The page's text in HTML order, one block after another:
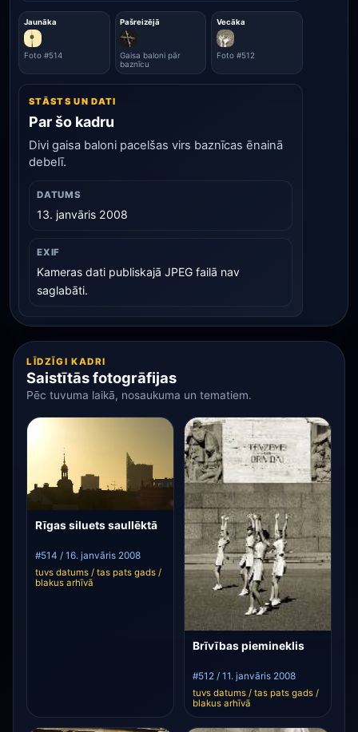
Jaunāka
Foto #514
Pašreizējā
Gaisa baloni pār
baznīcu
Vecāka
Foto #512
STĀSTS UN DATI
Par šo kadru
Divi gaisa baloni pacelšas virs baznīcas ēnainā
debelī.
DATUMS
13. janvāris 2008
EXIF
Kameras dati publiskajā JPEG failā nav
saglabāti.
LĪDZĪGI KADRI
Saistītās fotogrāfijas
Pēc tuvuma laikā, nosaukuma un tematiem.
Rīgas siluets saullēktā
#514 / 16. janvāris 2008
tuvs datums / tas pats gads /
blakus arhīvā
Brīvības piemineklis
#512 / 11. janvāris 2008
tuvs datums / tas pats gads /
blakus arhīvā